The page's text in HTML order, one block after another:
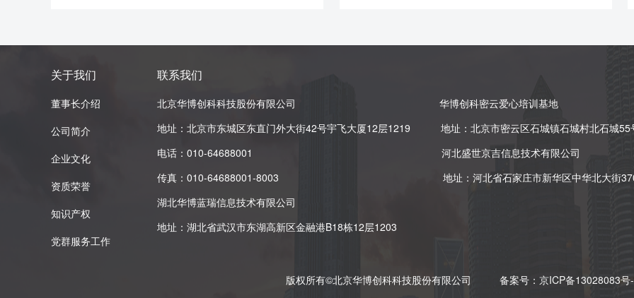
关于我们
董事长介绍
公司简介
企业文化
资质荣誉
知识产权
党群服务工作
联系我们
北京华博创科科技股份有限公司
华博创科密云爱心培训基地
地址：北京市东城区东直门外大街42号宇飞大厦12层1219
地址：北京市密云区石城镇石城村北石城55
电话：010-64688001
河北盛世京吉信息技术有限公司
传真：010-64688001-8003
地址：河北省石家庄市新华区中华北大街
湖北华博蓝瑞信息技术有限公司
地址：湖北省武汉市东湖高新区金融港B18栋12层1203
版权所有©北京华博创科科技股份有限公司 备案号： 京ICP备13028083号